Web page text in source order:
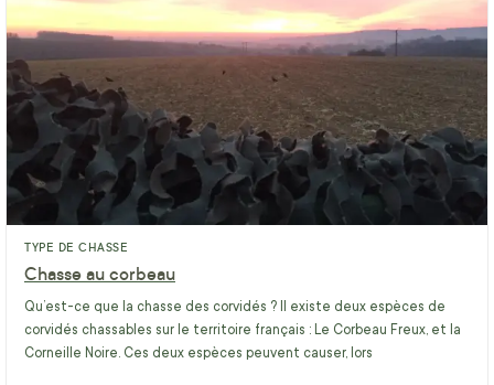
TYPE DE CHASSE
Chasse au corbeau
Qu’est-ce que la chasse des corvidés ? Il existe deux espèces de
corvidés chassables sur le territoire français : Le Corbeau Freux, et la
Corneille Noire. Ces deux espèces peuvent causer, lors